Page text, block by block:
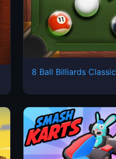
8 Ball Billiards Classic